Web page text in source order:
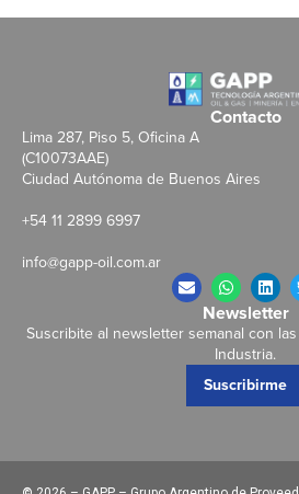
Contacto
Lima 287, Piso 5, Oficina A
(C10073AAE)
Ciudad Autónoma de Buenos Aires
+54 11 2899 6997
info@gapp-oil.com.ar
Newsletter
Suscribite al newsletter semanal con
Industria.
Suscribirme